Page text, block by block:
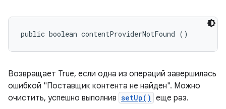
public boolean contentProviderNotFound ()
Возвращает True, если одна из операций завершилась
ошибкой "Поставщик контента не найден". Можно
очистить, успешно выполнив setUp() еще раз.